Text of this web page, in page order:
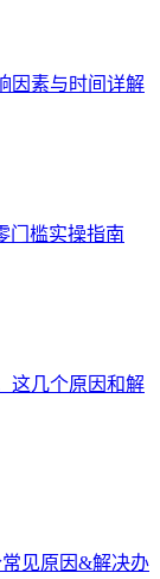
因素与时间详解
门槛实操指南
这几个原因和解
见原因&解决办